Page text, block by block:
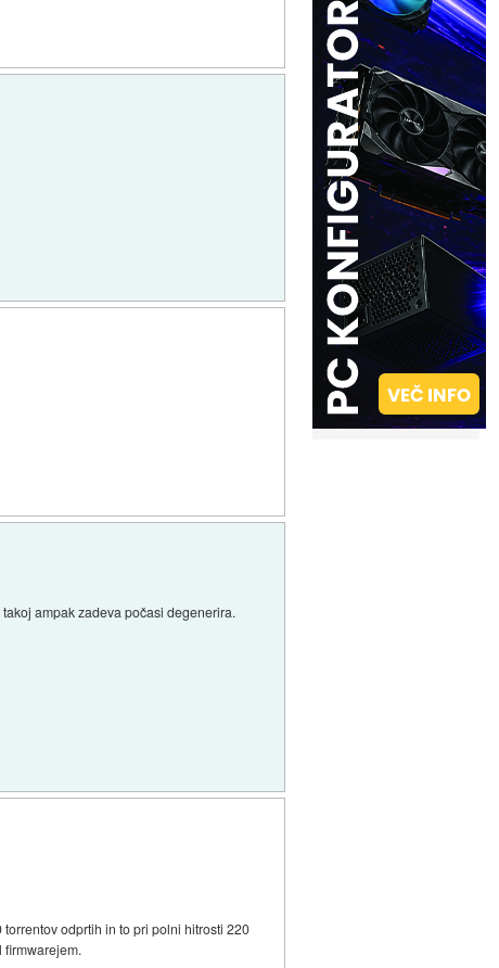
ampak zadeva počasi degenerira.
odprtih in to pri polni hitrosti 220
firmwarejem.